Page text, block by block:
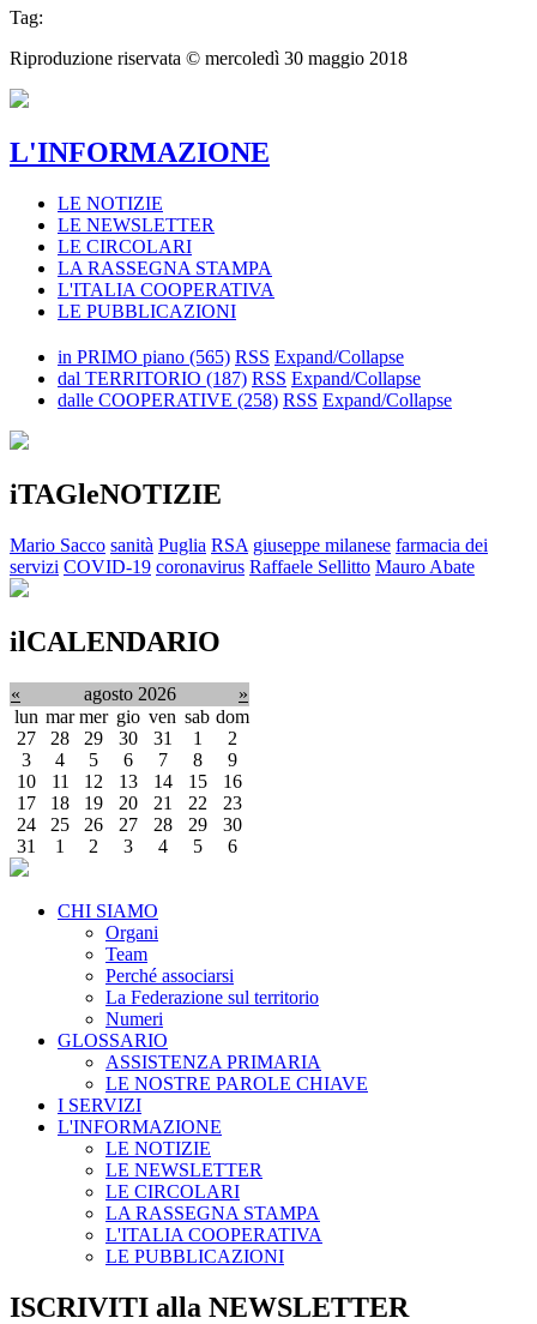
Tag:
Riproduzione riservata © mercoledì 30 maggio 2018
L'INFORMAZIONE
LE NOTIZIE
LE NEWSLETTER
LE CIRCOLARI
LA RASSEGNA STAMPA
L'ITALIA COOPERATIVA
LE PUBBLICAZIONI
in PRIMO piano (565) RSS Expand/Collapse
dal TERRITORIO (187) RSS Expand/Collapse
dalle COOPERATIVE (258) RSS Expand/Collapse
iTAGleNOTIZIE
Mario Sacco sanità Puglia RSA giuseppe milanese farmacia dei
servizi COVID-19 coronavirus Raffaele Sellitto Mauro Abate
ilCALENDARIO
« agosto 2026
»
lun mar mer gio ven sab dom
27
28 29 30 31 1
2
3
4 5 6 7 8
9
10
11 12 13 14 15
16
17
18 19 20 21 22
23
24
25 26 27 28 29
30
31
1 2 3 4 5 6
CHI SIAMO
Organi
Team
Perché associarsi
La Federazione sul territorio
Numeri
GLOSSARIO
ASSISTENZA PRIMARIA
LE NOSTRE PAROLE CHIAVE
I SERVIZI
L'INFORMAZIONE
LE NOTIZIE
LE NEWSLETTER
LE CIRCOLARI
LA RASSEGNA STAMPA
L'ITALIA COOPERATIVA
LE PUBBLICAZIONI
ISCRIVITI alla NEWSLETTER